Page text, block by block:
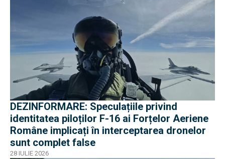
DEZINFORMARE: Speculațiile privind
identitatea piloților F-16 ai Forțelor Aeriene
Române implicați în interceptarea dronelor
sunt complet false
28 IULIE 2026